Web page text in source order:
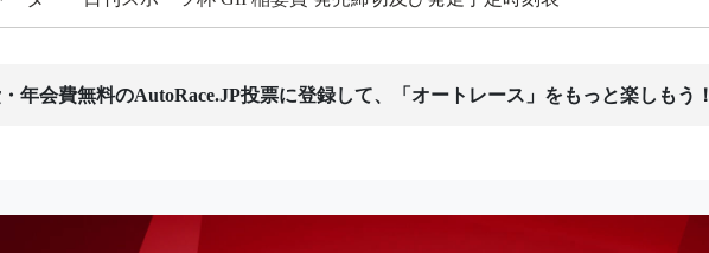
年会費無料のAutoRace.JP投票に登録して、「オートレース」をもっと楽しもう！